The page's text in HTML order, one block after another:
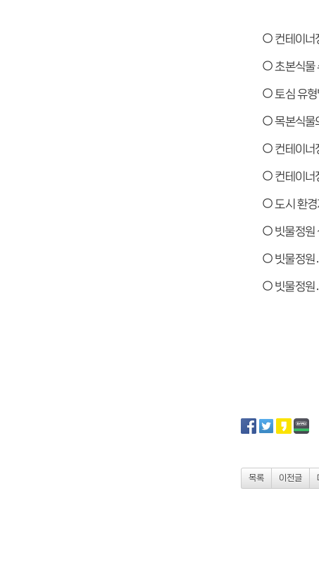
○ 컨테이너
○ 초본식물
○ 토심 유형
○ 목본식물
○ 컨테이너
○ 컨테이너
○ 도시 환경
○ 빗물정원
○ 빗물정원
○ 빗물정원
목록 이전글